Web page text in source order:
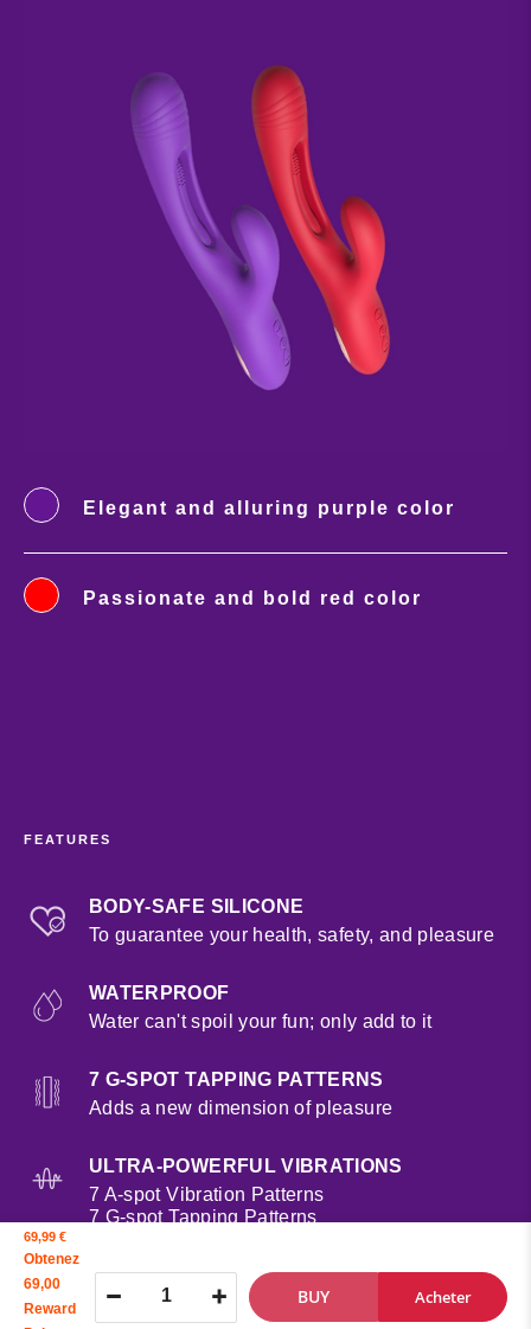
Elegant and alluring purple color
Passionate and bold red color
FEATURES
BODY-SAFE SILICONE
To guarantee your health, safety, and pleasure
WATERPROOF
Water can't spoil your fun; only add to it
7 G-SPOT TAPPING PATTERNS
Adds a new dimension of pleasure
ULTRA-POWERFUL VIBRATIONS
7 A-spot Vibration Patterns
7 G-spot Tapping Patterns
INSANE DOUBLE ORGASM
69,99 €
Obtenez
69,00
Reward
BUY Acheter